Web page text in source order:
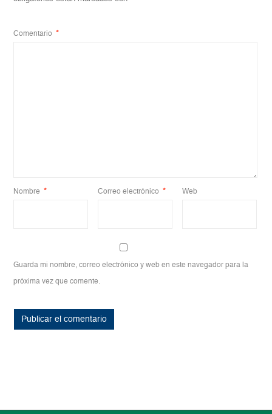
Comentario *
Nombre * Correo electrónico * Web
Guarda mi nombre, correo electrónico y web en este navegador para la
próxima vez que comente.